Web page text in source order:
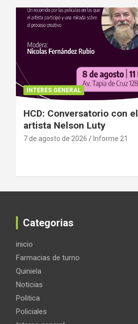
INTERES GENERAL
HCD: Conversatorio con el
artista Nelson Luty
7 de agosto de 2026 Informe 21
Categorias
inicio
Farmacias de turno
Quiniela
Noticias
Politica
Policiales